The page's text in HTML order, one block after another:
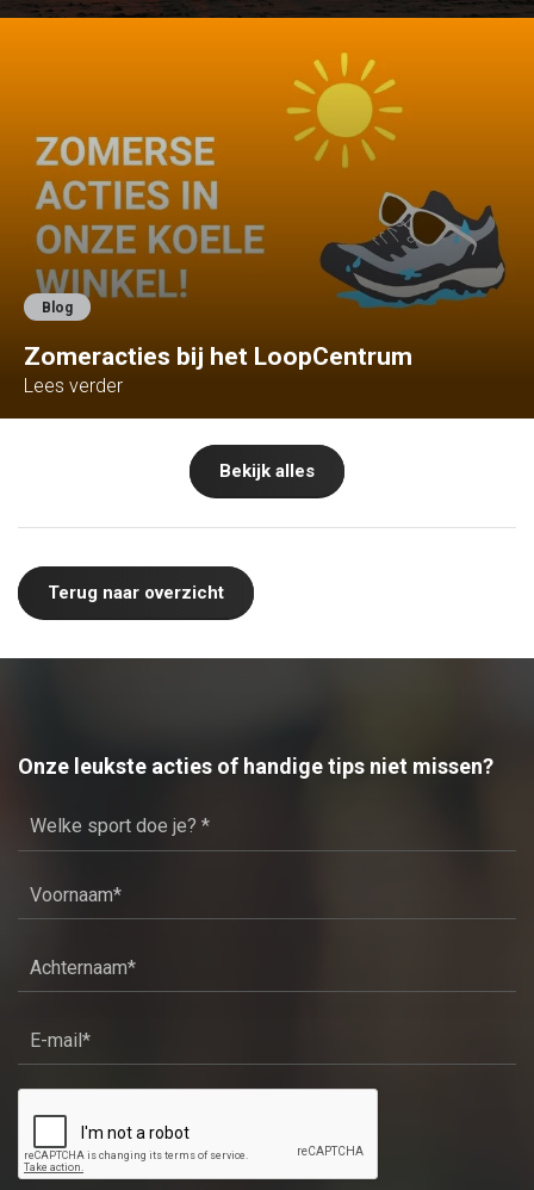
Blog
Zomeracties bij het LoopCentrum
Lees verder
Bekijk alles
Terug naar overzicht
Onze leukste acties of handige tips niet missen?